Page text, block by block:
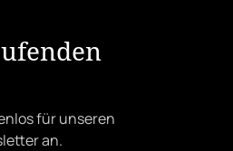
für unseren
an.